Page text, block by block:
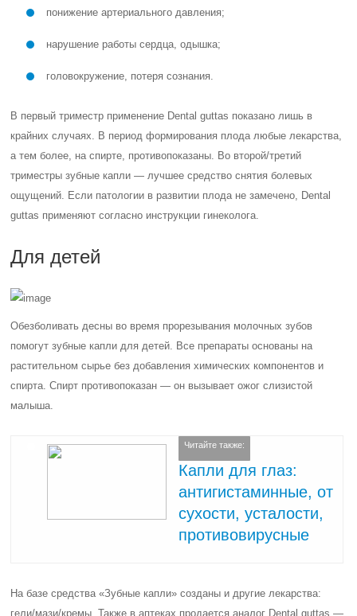
понижение артериального давления;
нарушение работы сердца, одышка;
головокружение, потеря сознания.
В первый триместр применение Dental guttas показано лишь в
крайних случаях. В период формирования плода любые лекарства,
а тем более, на спирте, противопоказаны. Во второй/третий
триместры зубные капли — лучшее средство снятия болевых
ощущений. Если патологии в развитии плода не замечено, Dental
guttas применяют согласно инструкции гинеколога.
Для детей
Обезболивать десны во время прорезывания молочных зубов
помогут зубные капли для детей. Все препараты основаны на
растительном сырье без добавления химических компонентов и
спирта. Спирт противопоказан — он вызывает ожог слизистой
малыша.
Читайте также:
Капли для глаз:
антигистаминные, от
сухости, усталости,
противовирусные
На базе средства «Зубные капли» созданы и другие лекарства:
гели/мази/кремы. Также в аптеках продается аналог Dental guttas —